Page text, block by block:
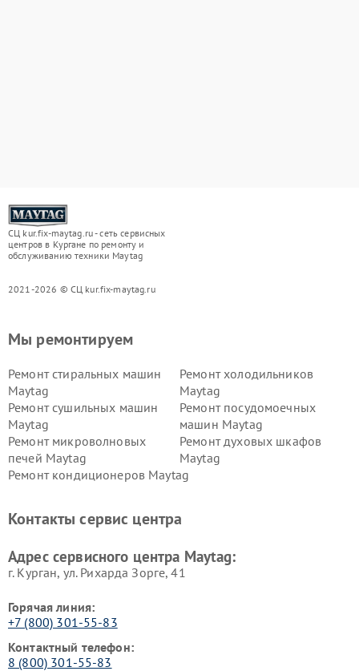
СЦ kur.fix-maytag.ru - сеть сервисных
центров в Кургане по ремонту и
обслуживанию техники Maytag
2021-2026 © СЦ kur.fix-maytag.ru
Мы ремонтируем
Ремонт стиральных машин
Maytag
Ремонт холодильников
Maytag
Ремонт сушильных машин
Maytag
Ремонт посудомоечных
машин Maytag
Ремонт микроволновых
печей Maytag
Ремонт духовых шкафов
Maytag
Ремонт кондиционеров Maytag
Контакты сервис центра
Адрес сервисного центра Maytag:
г. Курган, ул. Рихарда Зорге, 41
Горячая линия:
+7 (800) 301-55-83
Контактный телефон:
8 (800) 301-55-83